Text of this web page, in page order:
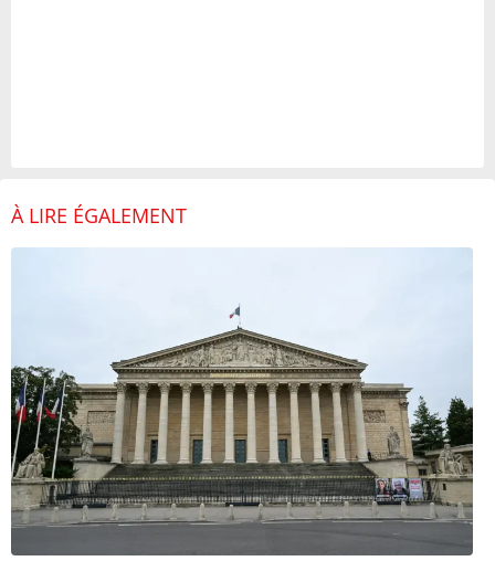
À LIRE ÉGALEMENT